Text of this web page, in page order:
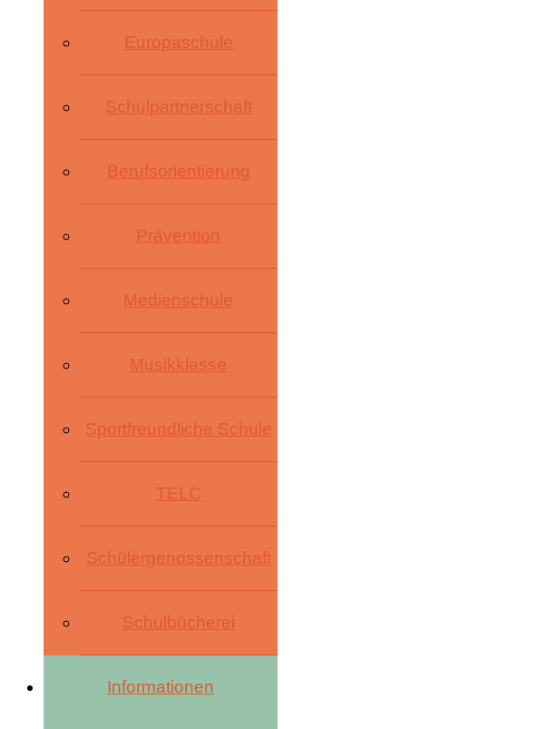
Europaschule
Schulpartnerschaft
Berufsorientierung
Prävention
Medienschule
Musikklasse
Sportfreundliche Schule
TELC
Schülergenossenschaft
Schulbücherei
Informationen